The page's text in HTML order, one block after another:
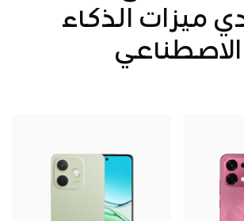
ميزات الذكاء
الاصطناعي